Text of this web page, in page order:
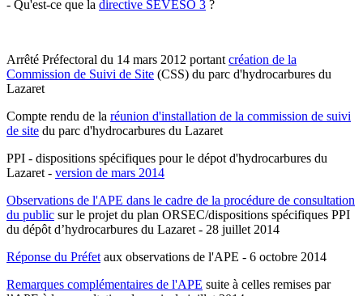
- Qu'est-ce que la directive SEVESO 3 ?
Arrêté Préfectoral du 14 mars 2012 portant création de la
Commission de Suivi de Site (CSS) du parc d'hydrocarbures du
Lazaret
Compte rendu de la réunion d'installation de la commission de suivi
de site du parc d'hydrocarbures du Lazaret
PPI - dispositions spécifiques pour le dépot d'hydrocarbures du
Lazaret - version de mars 2014
Observations de l'APE dans le cadre de la procédure de consultation
du public sur le projet du plan ORSEC/dispositions spécifiques PPI
du dépôt d’hydrocarbures du Lazaret - 28 juillet 2014
Réponse du Préfet aux observations de l'APE - 6 octobre 2014
Remarques complémentaires de l'APE suite à celles remises par